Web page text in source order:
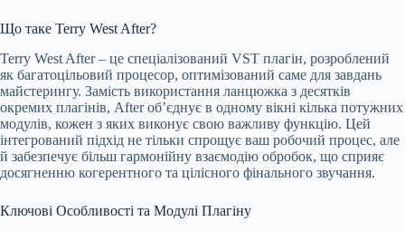
Що таке Terry West After?
Terry West After – це спеціалізований VST плагін, розроблений
як багатоцільовий процесор, оптимізований саме для завдань
майстерингу. Замість використання ланцюжка з десятків
окремих плагінів, After об’єднує в одному вікні кілька потужних
модулів, кожен з яких виконує свою важливу функцію. Цей
інтегрований підхід не тільки спрощує ваш робочий процес, але
й забезпечує більш гармонійну взаємодію обробок, що сприяє
досягненню когерентного та цілісного фінального звучання.
Ключові Особливості та Модулі Плагіну